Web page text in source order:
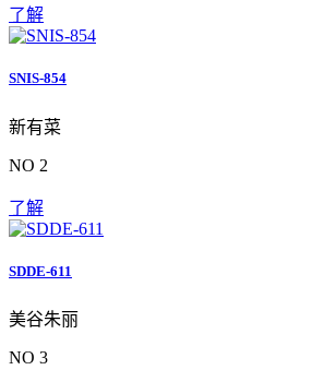
了解
SNIS-854
新有菜
NO 2
了解
SDDE-611
美谷朱丽
NO 3